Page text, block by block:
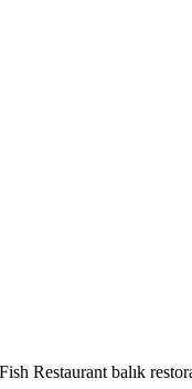
Restaurant balık